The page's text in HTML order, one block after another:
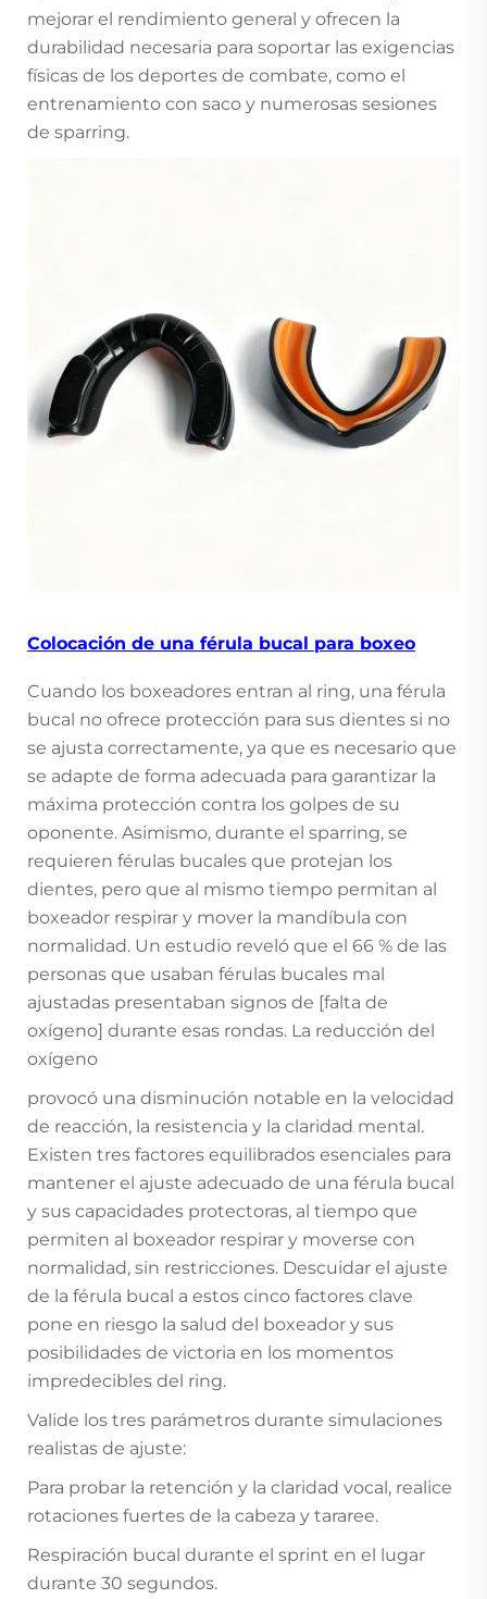
mejorar el rendimiento general y ofrecen la
durabilidad necesaria para soportar las exigencias
físicas de los deportes de combate, como el
entrenamiento con saco y numerosas sesiones
de sparring.
Colocación de una férula bucal para boxeo
Cuando los boxeadores entran al ring, una férula
bucal no ofrece protección para sus dientes si no
se ajusta correctamente, ya que es necesario que
se adapte de forma adecuada para garantizar la
máxima protección contra los golpes de su
oponente. Asimismo, durante el sparring, se
requieren férulas bucales que protejan los
dientes, pero que al mismo tiempo permitan al
boxeador respirar y mover la mandíbula con
normalidad. Un estudio reveló que el 66 % de las
personas que usaban férulas bucales mal
ajustadas presentaban signos de [falta de
oxígeno] durante esas rondas. La reducción del
oxígeno
provocó una disminución notable en la velocidad
de reacción, la resistencia y la claridad mental.
Existen tres factores equilibrados esenciales para
mantener el ajuste adecuado de una férula bucal
y sus capacidades protectoras, al tiempo que
permiten al boxeador respirar y moverse con
normalidad, sin restricciones. Descuidar el ajuste
de la férula bucal a estos cinco factores clave
pone en riesgo la salud del boxeador y sus
posibilidades de victoria en los momentos
impredecibles del ring.
Valide los tres parámetros durante simulaciones
realistas de ajuste:
Para probar la retención y la claridad vocal, realice
rotaciones fuertes de la cabeza y tararee.
Respiración bucal durante el sprint en el lugar
durante 30 segundos.